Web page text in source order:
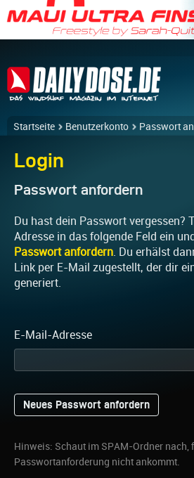
Startseite Benutzerkonto Passwort
Login
Passwort anfordern
Du hast dein Passwort vergessen?
Adresse in das folgende Feld ein
Passwort anfordern. Du erhälst
Link per E-Mail zugestellt, der dir
generiert.
E-Mail-Adresse
Hinweis: Schaut im SPAM-Ordner nach,
Passwortanforderung nicht ankommt.